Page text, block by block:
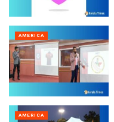
AMERICA
AMERICA